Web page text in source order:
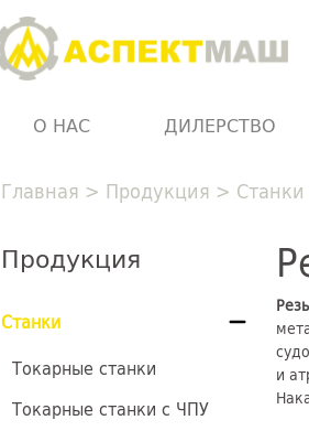
О НАС ДИЛЕРСТВО
Главная > Продукция > Станки
Продукция
Станки
Токарные станки
Токарные станки с ЧПУ
и